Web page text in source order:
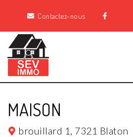
Contactez-nous
MAISON
brouillard 1, 7321 Blaton